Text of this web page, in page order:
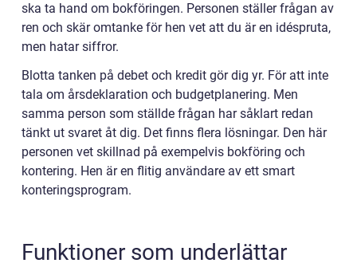
ska ta hand om bokföringen. Personen ställer frågan av
ren och skär omtanke för hen vet att du är en idéspruta,
men hatar siffror.
Blotta tanken på debet och kredit gör dig yr. För att inte
tala om årsdeklaration och budgetplanering. Men
samma person som ställde frågan har såklart redan
tänkt ut svaret åt dig. Det finns flera lösningar. Den här
personen vet skillnad på exempelvis bokföring och
kontering. Hen är en flitig användare av ett smart
konteringsprogram.
Funktioner som underlättar